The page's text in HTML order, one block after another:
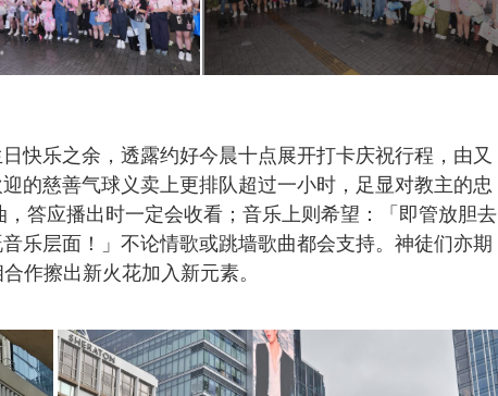
快乐之余，透露约好今晨十点展开打卡庆祝行程，由又
的慈善气球义卖上更排队超过一小时，足显对教主的忠
答应播出时一定会收看；音乐上则希望：「即管放胆去
乐层面！」不论情歌或跳墙歌曲都会支持。神徒们亦期
作擦出新火花加入新元素。